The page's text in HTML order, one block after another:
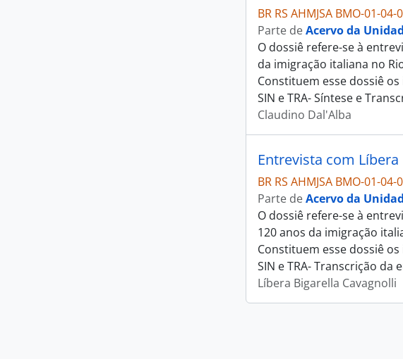
BR RS AHMJSA BMO-01-04-
Parte deAcervo da
O dossiê refere-se à
da imigração italiana no
Constituem esse dossiê os
SIN e TRA- Síntese e
Claudino Dal'Alba
Entrevista com
BR RS AHMJSA BMO-01-04-
Parte deAcervo da
O dossiê refere-se à
120 anos da imigração
Constituem esse dossiê os
SIN e TRA- Transcrição da
Líbera Bigarella Cavagnolli